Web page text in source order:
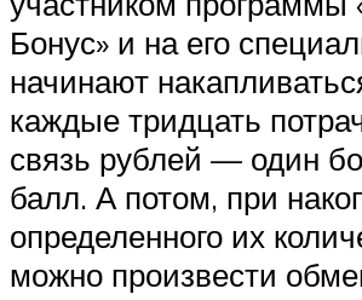
Бонус» и на его
начинают
каждые тридцать
связь рублей — один
балл. А потом, при
определенного их
можно произвести